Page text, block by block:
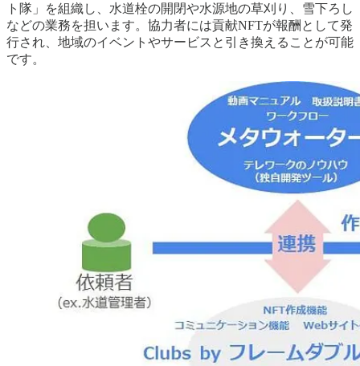
ト隊」を組織し、水道栓の開閉や水源地の草刈り、雪下ろし
などの業務を担います。協力者には貢献NFTが報酬として発
行され、地域のイベントやサービスと引き換えることが可能
です。